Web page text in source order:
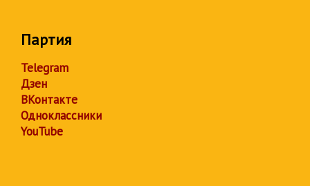
Партия
Telegram
Дзен
ВКонтакте
Одноклассники
YouTube